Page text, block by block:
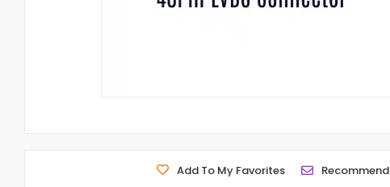
Add To My Favorites Recommend